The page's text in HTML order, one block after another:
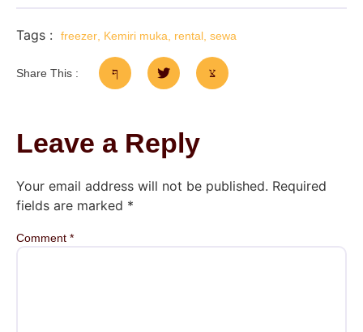
Tags : freezer Kemiri muka rental sewa
Share This :
Leave a Reply
Your email address will not be published. Required
fields are marked *
Comment *